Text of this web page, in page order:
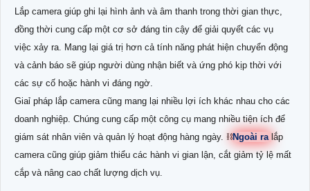
Lắp camera giúp ghi lại hình ảnh và âm thanh trong thời gian thực,
đồng thời cung cấp một cơ sở đáng tin cậy để giải quyết các vụ
việc xảy ra. Mang lại giá trị hơn cả tính năng phát hiện chuyển động
và cảnh báo sẽ giúp người dùng nhận biết và ứng phó kịp thời với
các sự cố hoặc hành vi đáng ngờ.
Giaỉ pháp lắp camera cũng mang lại nhiều lợi ích khác nhau cho các
doanh nghiệp. Chúng cung cấp một công cụ mang nhiều tiện ích để
giám sát nhân viên và quản lý hoạt động hàng ngày. ⛓Ngoài ra lắp
camera cũng giúp giảm thiểu các hành vi gian lận, cắt giảm tỷ lệ mất
cắp và nâng cao chất lượng dịch vụ.